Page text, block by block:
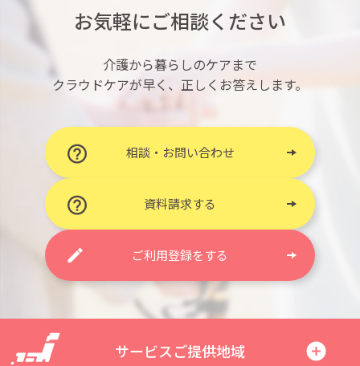
お気軽にご相談ください
介護から暮らしのケアまで
クラウドケアが早く、正しくお答えします。
相談・お問い合わせ
資料請求する
ご利用登録をする
サービスご提供地域